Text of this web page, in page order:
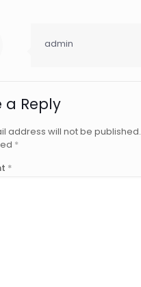
admin
a Reply
address will not be published.
*
*